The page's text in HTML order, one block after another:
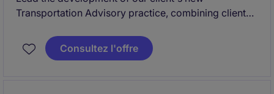
Transportation Advisory practice, combining client
growth. Advise clients on transportation strategy,
network optimization, and TMS solutions while
Consultez l'offre